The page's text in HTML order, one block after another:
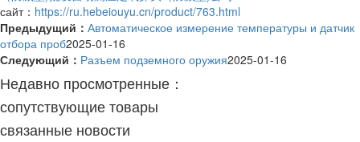
сайт： https://ru.hebeiouyu.cn/product/763.html
Предыдущий： Автоматическое измерение температуры и датчик
отбора проб2025-01-16
Следующий： Разъем подземного оружия2025-01-16
Недавно просмотренные：
сопутствующие товары
связанные новости